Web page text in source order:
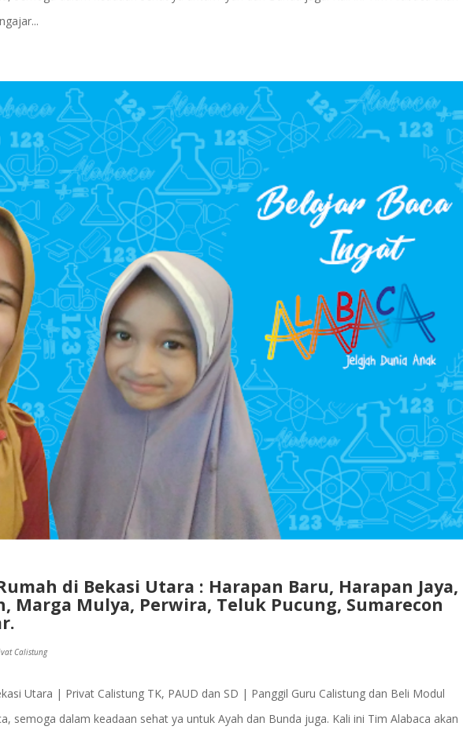
di Bekasi Utara : Harapan Baru, Harapan Jaya,
Marga Mulya, Perwira, Teluk Pucung, Sumarecon
Calistung
Utara | Privat Calistung TK, PAUD dan SD | Panggil Guru Calistung dan Beli Modul
semoga dalam keadaan sehat ya untuk Ayah dan Bunda juga. Kali ini Tim Alabaca akan